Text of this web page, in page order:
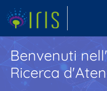
Benvenuti
Ricerca